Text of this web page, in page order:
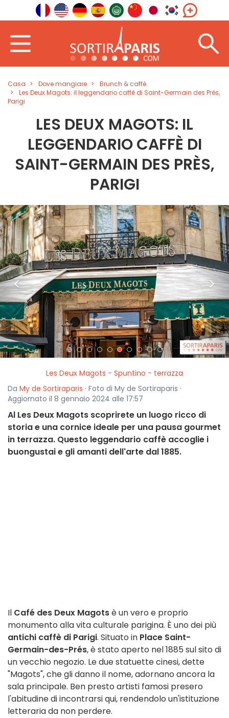
Casa Dove mangiare
Brunch & caffè
Les Deux Magots: il leggendario caffè di Saint-Germain des Près,
Parigi
LES DEUX MAGOTS: IL
LEGGENDARIO CAFFÈ DI
SAINT-GERMAIN DES PRÈS,
PARIGI
< >
Les Deux Magots - Spuntino - terrazza
Da My de Sortiraparis · Foto di My de Sortiraparis ·
Aggiornato il 8 gennaio 2024 alle 17:57
Al Les Deux Magots scoprirete un luogo ricco di
storia e una cornice ideale per una pausa gourmet
in terrazza. Questo leggendario caffè accoglie i
buongustai e gli amanti dell'arte dal 1885.
Il Café des Deux Magotsè un vero e proprio
monumento alla vita culturale parigina. È uno dei più
antichi caffè di Parigi. Situato in Place Saint-
Germain-des-Prés, è stato aperto nel 1885 sul sito di
un vecchio negozio. Le due statuette cinesi, dette
"Magots", che gli danno il nome, adornano ancora la
sala principale. Ben presto artisti famosi presero
l'abitudine di incontrarsi qui, rendendolo un'istituzione
letteraria da non perdere.